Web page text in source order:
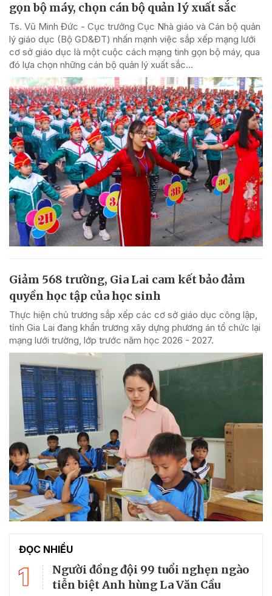
gọn bộ máy, chọn cán bộ quản lý xuất sắc
Ts. Vũ Minh Đức - Cục trưởng Cục Nhà giáo và Cán bộ quản
lý giáo dục (Bộ GD&ĐT) nhấn mạnh việc sắp xếp mạng lưới
cơ sở giáo dục là một cuộc cách mạng tinh gọn bộ máy, qua
đó lựa chọn những cán bộ quản lý xuất sắc...
Giảm 568 trường, Gia Lai cam kết bảo đảm
quyền học tập của học sinh
Thực hiện chủ trương sắp xếp các cơ sở giáo dục công lập,
tỉnh Gia Lai đang khẩn trương xây dựng phương án tổ chức lại
mạng lưới trường, lớp trước năm học 2026 - 2027.
ĐỌC NHIỀU
1
Người đồng đội 99 tuổi nghẹn ngào
tiễn biệt Anh hùng La Văn Cầu